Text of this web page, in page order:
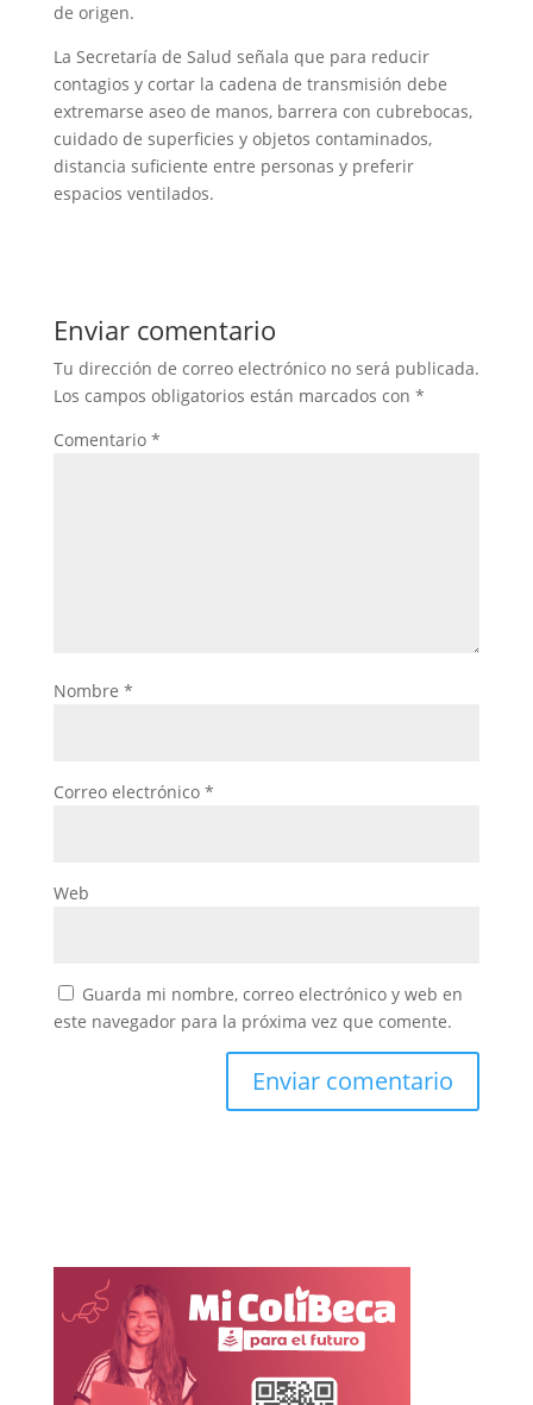
de origen.
La Secretaría de Salud señala que para reducir
contagios y cortar la cadena de transmisión debe
extremarse aseo de manos, barrera con cubrebocas,
cuidado de superficies y objetos contaminados,
distancia suficiente entre personas y preferir
espacios ventilados.
Enviar comentario
Tu dirección de correo electrónico no será publicada.
Los campos obligatorios están marcados con *
Comentario *
Nombre *
Correo electrónico *
Web
Guarda mi nombre, correo electrónico y web en
este navegador para la próxima vez que comente.